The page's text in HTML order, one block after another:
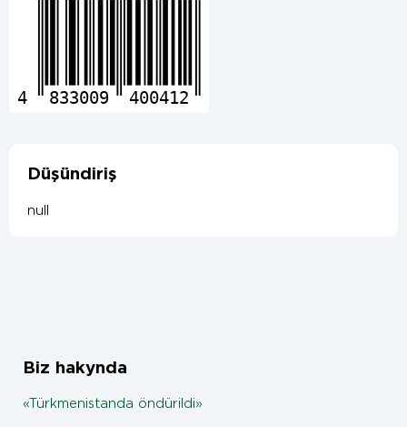
4 833009 400412
Düşündiriş
null
Biz hakynda
«Türkmenistanda öndürildi»